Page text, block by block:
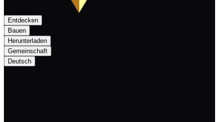
Entdecken
Bauen
Herunterladen
Gemeinschaft
Deutsch